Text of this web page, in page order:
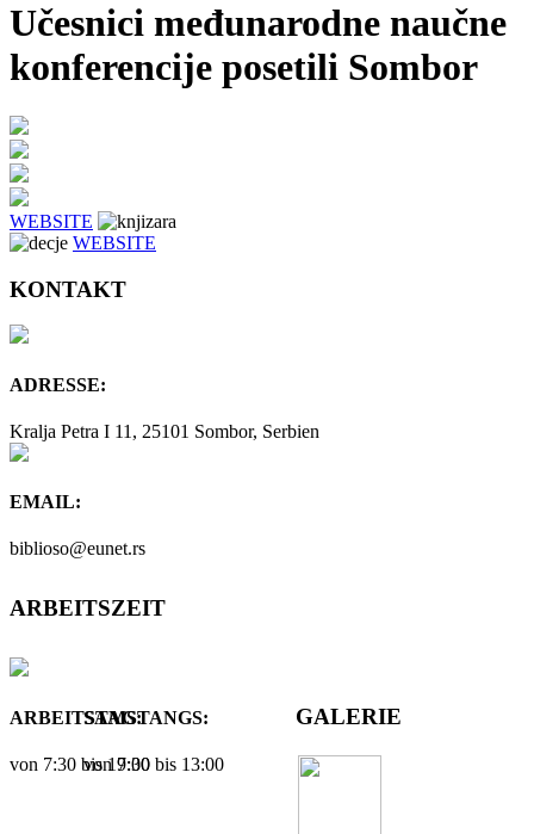
Učesnici međunarodne naučne
konferencije posetili Sombor
WEBSITE
WEBSITE
KONTAKT
ADRESSE:
Kralja Petra I 11, 25101 Sombor, Serbien
EMAIL:
biblioso@eunet.rs
ARBEITSZEIT
ARBEITSTAG:
von 7:30 bis 19:00
SAMSTANGS:
von 7:30 bis 13:00
GALERIE